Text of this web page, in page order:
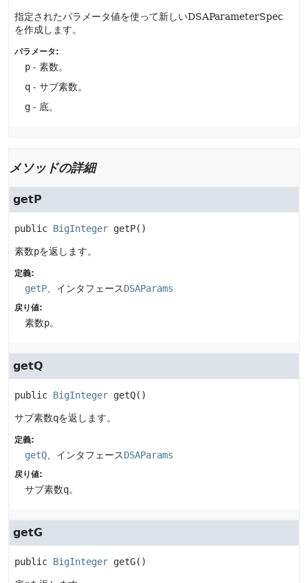
指定されたパラメータ値を使って新しいDSAParameterSpec
を作成します。
パラメータ:
p - 素数。
q - サブ素数。
g - 底。
メソッドの詳細
getP
public BigInteger getP()
素数pを返します。
定義:
getP 、インタフェースDSAParams
戻り値:
素数p。
getQ
public BigInteger getQ()
サブ素数qを返します。
定義:
getQ 、インタフェースDSAParams
戻り値:
サブ素数q。
getG
public BigInteger getG()